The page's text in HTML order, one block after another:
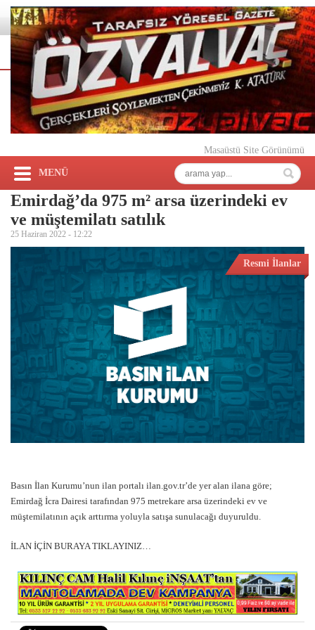
Masaüstü Site Görünümü
MENÜ
Emirdağ’da 975 m² arsa üzerindeki ev
ve müştemilatı satılık
25 Haziran 2022 - 12:22
Resmi İlanlar
Basın İlan Kurumu’nun ilan portalı ilan.gov.tr’de yer alan ilana göre;
Emirdağ İcra Dairesi tarafından 975 metrekare arsa üzerindeki ev ve
müştemilatının açık arttırma yoluyla satışa sunulacağı duyuruldu.
İLAN İÇİN BURAYA TIKLAYINIZ…